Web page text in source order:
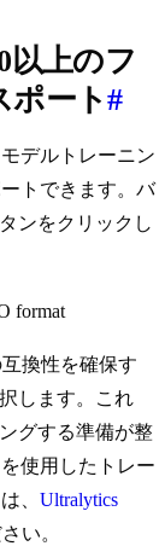
以上のフ
ポート#
デルトレーニン
トできます。バ
ンをクリックし
換性を確保す
します。これ
グする準備が整
使用したトレー
、 Ultralytics
い。